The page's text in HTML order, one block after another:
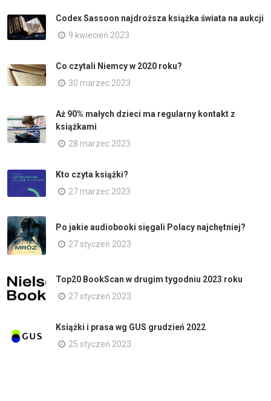
Codex Sassoon najdroższa książka świata na aukcji
9 kwiecień 2023
Co czytali Niemcy w 2020 roku?
30 marzec 2023
Aż 90% małych dzieci ma regularny kontakt z
książkami
28 marzec 2023
Kto czyta książki?
27 marzec 2023
Po jakie audiobooki sięgali Polacy najchętniej?
27 styczeń 2023
Top20 BookScan w drugim tygodniu 2023 roku
27 styczeń 2023
Książki i prasa wg GUS grudzień 2022
25 styczeń 2023